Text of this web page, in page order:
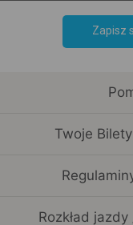
Zapisz
Twoje
Rozkład